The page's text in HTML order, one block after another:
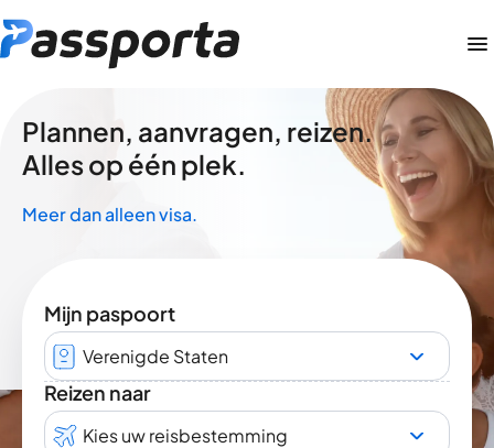
Plannen, aanvragen, reizen.
Alles op één plek.
Meer dan alleen visa.
Mijn paspoort
Verenigde Staten
Reizen naar
Kies uw reisbestemming